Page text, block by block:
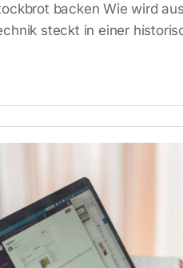
backen Wie wird
steckt in einer